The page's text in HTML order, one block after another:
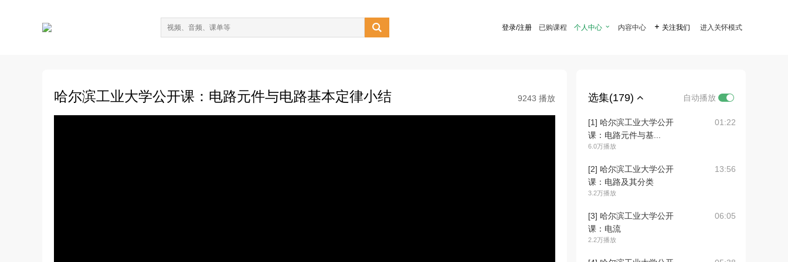
 登录/注册 已购课程 个人中心  内容中心  关注我们 进入关怀模式
哈尔滨工业大学公开课：电路元件与电路基本定律小结 9243 播放 选集(179) 自动播放
[1] 哈尔滨工业大学公开
课：电路元件与基...
6.0万播放
01:22
[2] 哈尔滨工业大学公开
课：电路及其分类
3.2万播放
13:56
[3] 哈尔滨工业大学公开
课：电流
2.2万播放
06:05